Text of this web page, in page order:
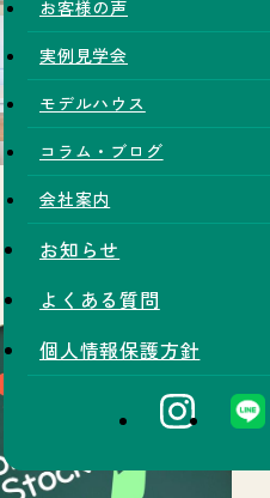
お客様の声
実例見学会
モデルハウス
コラム・ブログ
会社案内
お知らせ
よくある質問
個人情報保護方針